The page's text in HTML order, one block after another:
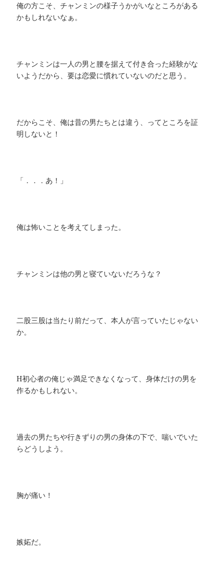
俺の方こそ、チャンミンの様子うかがいなところがある
かもしれないなぁ。
チャンミンは一人の男と腰を据えて付き合った経験がな
いようだから、要は恋愛に慣れていないのだと思う。
だからこそ、俺は昔の男たちとは違う、ってところを証
明しないと！
「．．．あ！」
俺は怖いことを考えてしまった。
チャンミンは他の男と寝ていないだろうな？
二股三股は当たり前だって、本人が言っていたじゃない
か。
H初心者の俺じゃ満足できなくなって、身体だけの男を
作るかもしれない。
過去の男たちや行きずりの男の身体の下で、喘いでいた
らどうしよう。
胸が痛い！
嫉妬だ。